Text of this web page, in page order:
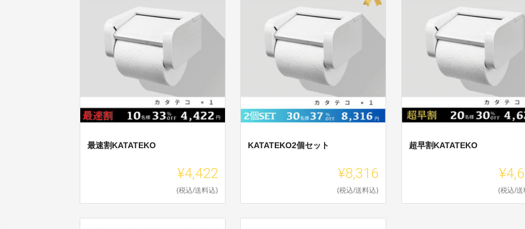
最速割KATATEKO
¥4,422
(税込/送料込)
KATATEKO2個セット
¥8,316
(税込/送料込)
超早割KATATEKO
(税込/送